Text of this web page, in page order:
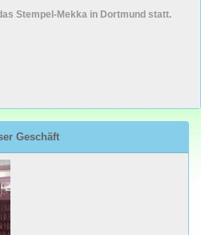
Stempel-Mekka in Dortmund statt.
Geschäft